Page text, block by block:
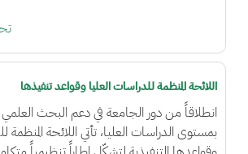
اللائحة المنظمة للدراسات العليا وقواعد تنفيذها
انطلاقاً من دور الجامعة في دعم البحث العلمي
بمستوى الدراسات العليا، تأتي اللائحة المنظمة